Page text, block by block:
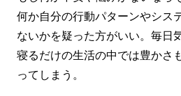
何か自分の行動パターンやシス
ないかを疑った方がいい。毎日
寝るだけの生活の中では豊かさ
ってしまう。